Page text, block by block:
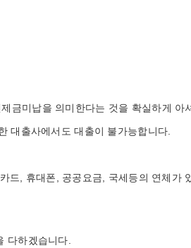
금미납을 의미한다는 것을 확실하게 아
대출사에서도 대출이 불가능합니다.
, 휴대폰, 공공요금, 국세등의 연체가
다하겠습니다.